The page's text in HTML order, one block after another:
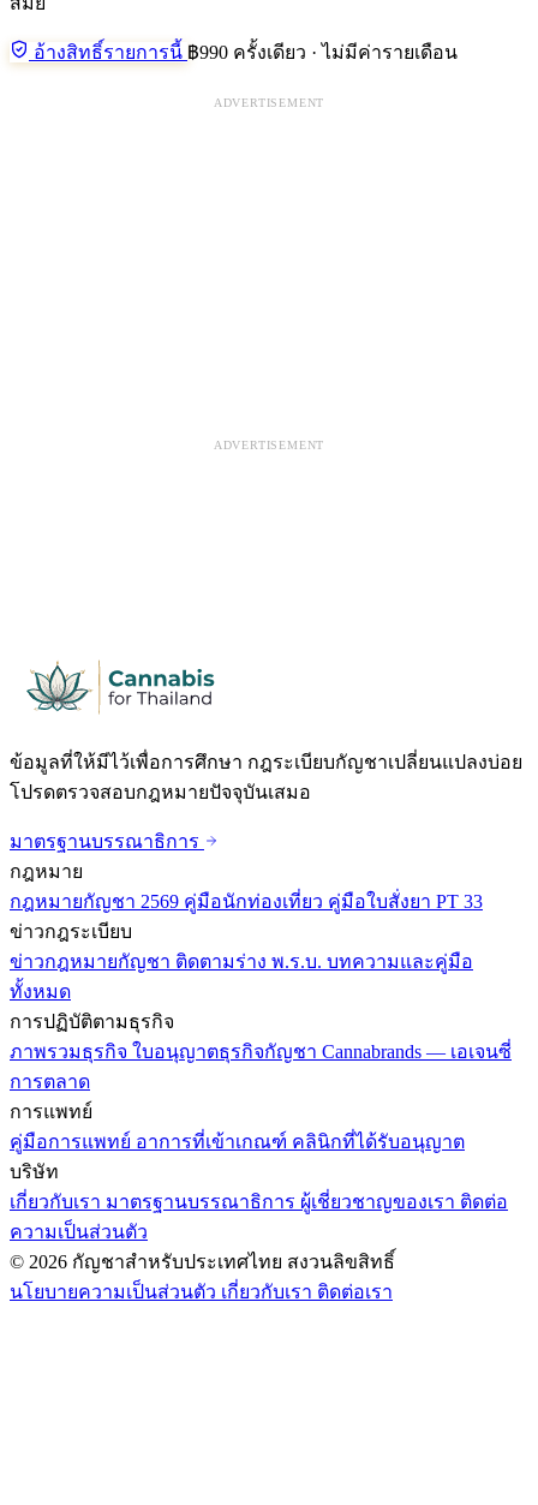
อ้างสิทธิ์รายการนี้ ฿990 ครั้งเดียว · ไม่มีค่ารายเดือน
ADVERTISEMENT
ADVERTISEMENT
ข้อมูลที่ให้มีไว้เพื่อการศึกษา กฎระเบียบกัญชาเปลี่ยนแปลงบ่อย
โปรดตรวจสอบกฎหมายปัจจุบันเสมอ
มาตรฐานบรรณาธิการ
กฎหมาย
กฎหมายกัญชา 2569 คู่มือนักท่องเที่ยว คู่มือใบสั่งยา PT 33
ข่าวกฎระเบียบ
ข่าวกฎหมายกัญชา ติดตามร่าง พ.ร.บ. บทความและคู่มือ
ทั้งหมด
การปฏิบัติตามธุรกิจ
ภาพรวมธุรกิจ ใบอนุญาตธุรกิจกัญชา Cannabrands — เอเจนซี่
การตลาด
การแพทย์
คู่มือการแพทย์ อาการที่เข้าเกณฑ์ คลินิกที่ได้รับอนุญาต
บริษัท
เกี่ยวกับเรา มาตรฐานบรรณาธิการ ผู้เชี่ยวชาญของเรา ติดต่อ
ความเป็นส่วนตัว
© 2026 กัญชาสำหรับประเทศไทย สงวนลิขสิทธิ์
นโยบายความเป็นส่วนตัว เกี่ยวกับเรา ติดต่อเรา